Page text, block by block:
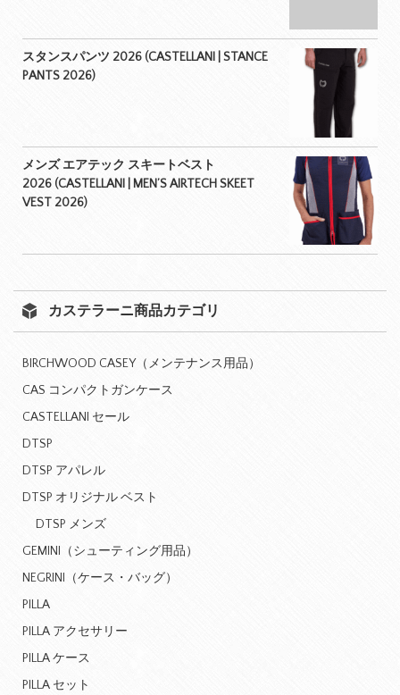
スタンスパンツ 2026 (CASTELLANI | STANCE
PANTS 2026)
メンズ エアテック スキートベスト
2026 (CASTELLANI | MEN’S AIRTECH SKEET
VEST 2026)
カステラーニ商品カテゴリ
BIRCHWOOD CASEY（メンテナンス用品）
CAS コンパクトガンケース
CASTELLANI セール
DTSP
DTSP アパレル
DTSP オリジナル ベスト
DTSP メンズ
GEMINI（シューティング用品）
NEGRINI（ケース・バッグ）
PILLA
PILLA アクセサリー
PILLA ケース
PILLA セット